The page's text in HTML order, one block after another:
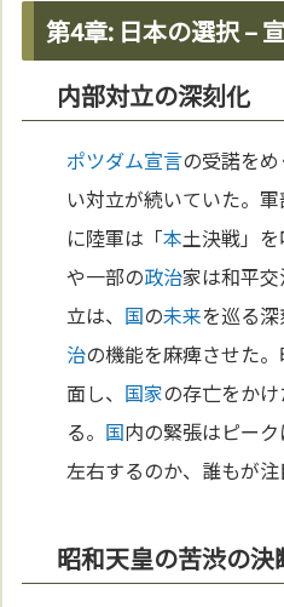
第4章: 日本の選択 –
内部対立の深刻化
ポツダム宣言の受諾を
い対立が続いていた。
に陸軍は「本土決戦」
や一部の政治家は和平
立は、 国の未来を巡る深
治の機能を麻痺させた
面し、 国家の存亡をか
る。 国内の緊張はピー
左右するのか、誰もが注
昭和天皇の苦渋の決